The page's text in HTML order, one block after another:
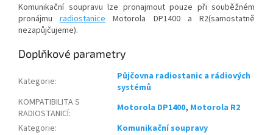
Komunikační soupravu lze pronajmout pouze při souběžném
pronájmuradiostanice Motorola DP1400 a R2(samostatně
nezapůjčujeme).
Doplňkové parametry
Kategorie:
Půjčovna radiostanic a rádiových
systémů
KOMPATIBILITA S
RADIOSTANICÍ: Motorola DP1400, Motorola R2
Kategorie: Komunikační soupravy